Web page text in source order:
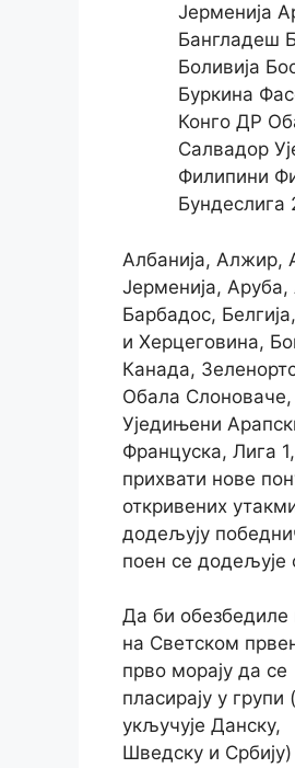
Јерменија
Бангладеш
Боливија
Буркина
Конго ДР
Салвадор
Филипини
Бундеслига
Албанија, Алжир,
Јерменија, Аруба,
Барбадос,
и Херцеговина,
Канада,
Обала Слоноваче,
Уједињени
Француска, Лига
прихвати нове
откривених
додељују
поен се додељује
Да би обезбедиле
на Светском
прво морају да се
пласирају у групи
укључује Данску,
Шведску и